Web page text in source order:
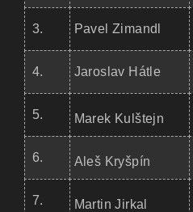
3. Pavel Zimandl
4. Jaroslav Hátle
5. Marek Kulštejn
6. Aleš Kryšpín
7. Martin Jirkal